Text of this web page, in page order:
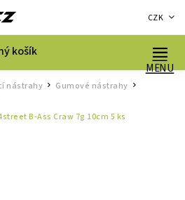
CZK
košík
nástrahy / Gumové nástrahy
B-Ass Craw 7g 10cm 5 ks